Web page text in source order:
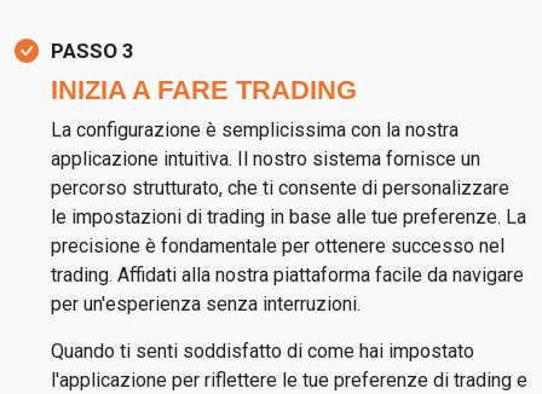
PASSO 3
INIZIA A FARE TRADING
La configurazione è semplicissima con la nostra
applicazione intuitiva. Il nostro sistema fornisce un
percorso strutturato, che ti consente di personalizzare
le impostazioni di trading in base alle tue preferenze. La
precisione è fondamentale per ottenere successo nel
trading. Affidati alla nostra piattaforma facile da navigare
per un'esperienza senza interruzioni.
Quando ti senti soddisfatto di come hai impostato
l'applicazione per riflettere le tue preferenze di trading e